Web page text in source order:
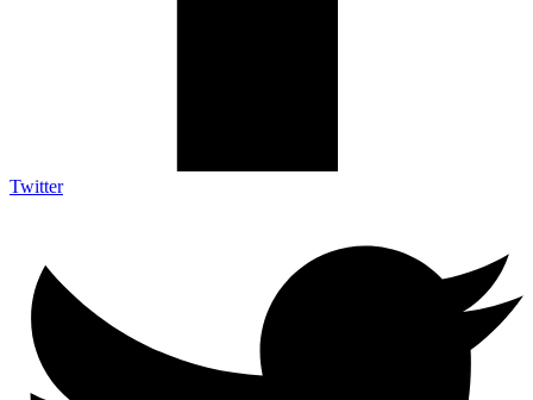
Twitter